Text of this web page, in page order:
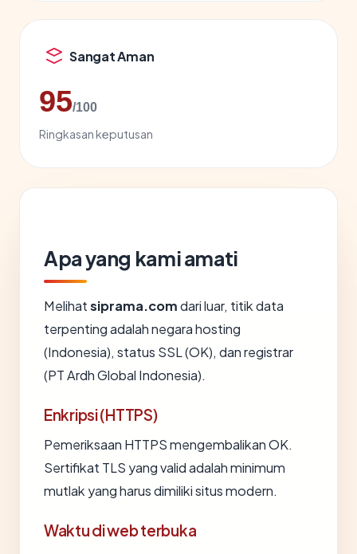
Sangat Aman
95/100
Ringkasan keputusan
Apa yang kami amati
Melihatsiprama.comdari luar, titik data
terpenting adalah negara hosting
(Indonesia), status SSL (OK), dan registrar
(PT Ardh Global Indonesia).
Enkripsi (HTTPS)
Pemeriksaan HTTPS mengembalikan OK.
Sertifikat TLS yang valid adalah minimum
mutlak yang harus dimiliki situs modern.
Waktu di web terbuka